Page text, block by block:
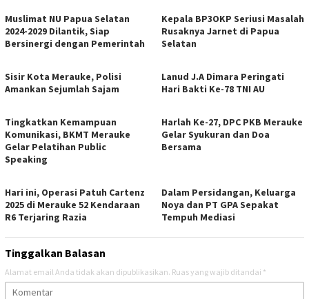
Muslimat NU Papua Selatan
2024-2029 Dilantik, Siap
Bersinergi dengan Pemerintah
Kepala BP3OKP Seriusi Masalah
Rusaknya Jarnet di Papua
Selatan
Sisir Kota Merauke, Polisi
Amankan Sejumlah Sajam
Lanud J.A Dimara Peringati
Hari Bakti Ke-78 TNI AU
Tingkatkan Kemampuan
Komunikasi, BKMT Merauke
Gelar Pelatihan Public
Speaking
Harlah Ke-27, DPC PKB Merauke
Gelar Syukuran dan Doa
Bersama
Hari ini, Operasi Patuh Cartenz
2025 di Merauke 52 Kendaraan
R6 Terjaring Razia
Dalam Persidangan, Keluarga
Noya dan PT GPA Sepakat
Tempuh Mediasi
Tinggalkan Balasan
Alamat email Anda tidak akan dipublikasikan. Ruas yang wajib ditandai *